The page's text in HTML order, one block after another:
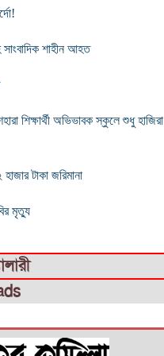
সাংবাদিক শাহীন আহত
শিক্ষার্থী অভিভাবক স্কুলে শুধু হাজিরা
টাকা জরিমানা
মৃত্যু